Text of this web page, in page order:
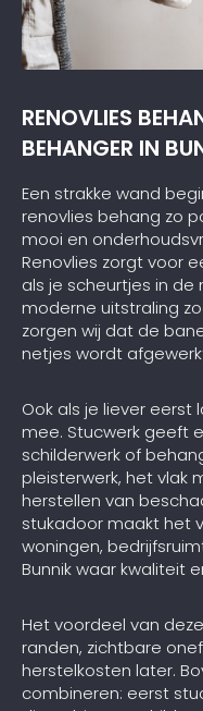
RENOVLIES
BEHANGER IN
Een strakke wand
renovlies behang zo
mooi en
Renovlies zorgt voor
als je scheurtjes in
moderne uitstraling
zorgen wij dat de
netjes wordt
Ook als je liever eerst
mee. Stucwerk geeft
schilderwerk of
pleisterwerk, het vlak
herstellen van
stukadoor maakt het
woningen,
Bunnik waar kwaliteit
Het voordeel van
randen, zichtbare
herstelkosten later.
combineren: eerst